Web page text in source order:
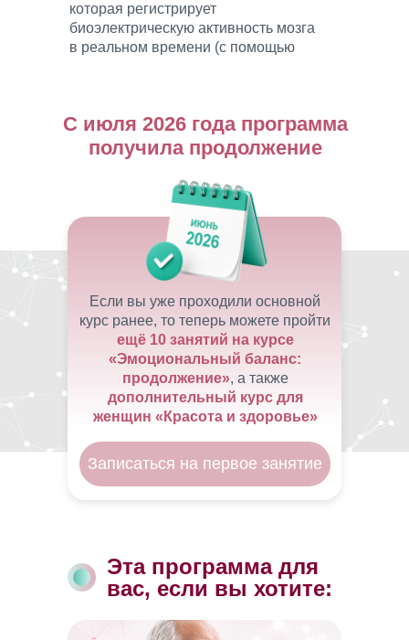
которая регистрирует
биоэлектрическую активность мозга
в реальном времени (с помощью
С июля 2026 года программа
получила продолжение
Записаться на первое занятие
Если вы уже проходили основной
курс ранее, то теперь можете пройти
ещё 10 занятий на курсе
«Эмоциональный баланс:
продолжение», а также
дополнительный курс для
женщин «Красота и здоровье»
Эта программа для
вас, если вы хотите: